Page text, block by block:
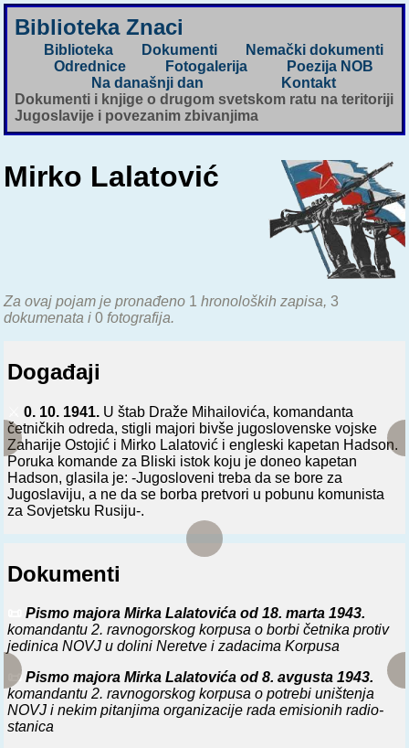
Biblioteka Znaci
Biblioteka Dokumenti
Nemački dokumenti
Odrednice
Fotogalerija
Poezija NOB
Na današnji dan
Kontakt
Dokumenti i knjige o drugom svetskom ratu na teritoriji
Jugoslavije i povezanim zbivanjima
Mirko Lalatović
Za ovaj pojam je pronađeno 1 hronoloških zapisa,3
dokumenata i0 fotografija.
Događaji
0. 10. 1941. U štab Draže Mihailovića, komandanta
četničkih odreda, stigli majori bivše jugoslovenske vojske
Zaharije Ostojić i Mirko Lalatović i engleski kapetan Hadson.
Poruka komande za Bliski istok koju je doneo kapetan
Hadson, glasila je: -Jugosloveni treba da se bore za
Jugoslaviju, a ne da se borba pretvori u pobunu komunista
za Sovjetsku Rusiju-.
Dokumenti
Pismo majora Mirka Lalatovića od 18. marta 1943.
komandantu 2. ravnogorskog korpusa o borbi četnika protiv
jedinica NOVJ u dolini Neretve i zadacima Korpusa
📜 Pismo majora Mirka Lalatovića od 8. avgusta 1943.
komandantu 2. ravnogorskog korpusa o potrebi uništenja
NOVJ i nekim pitanjima organizacije rada emisionih radio-
stanica